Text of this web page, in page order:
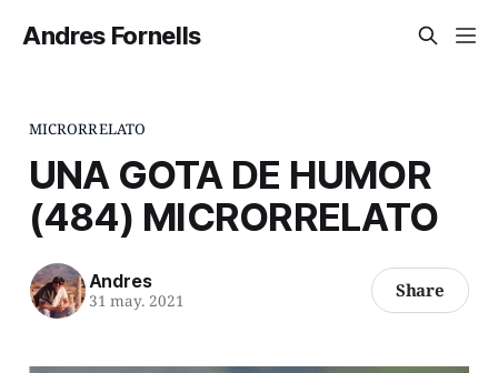
Andres Fornells
MICRORRELATO
UNA GOTA DE HUMOR
(484) MICRORRELATO
Andres
31 may. 2021 Share